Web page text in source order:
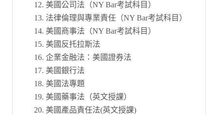
美國公司法（NY Bar考試科目）
法律倫理與專業責任（NY Bar考試科目）
美國商事法（NY Bar考試科目）
美國反托拉斯法
企業金融法：美國證券法
美國銀行法
美國法專題
美國藥事法（英文授課）
美國產品責任法(英文授課)